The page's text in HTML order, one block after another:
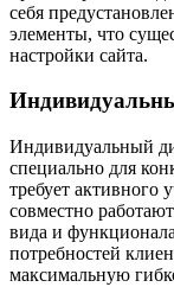
себя
элементы, что
настройки сайта.
Индивидуальный
специально для
требует активного
совместно
вида и
потребностей
максимальную